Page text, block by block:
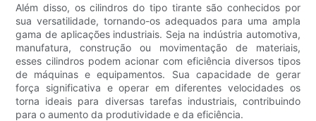
Além disso, os cilindros do tipo tirante são conhecidos por
sua versatilidade, tornando-os adequados para uma ampla
gama de aplicações industriais. Seja na indústria automotiva,
manufatura, construção ou movimentação de materiais,
esses cilindros podem acionar com eficiência diversos tipos
de máquinas e equipamentos. Sua capacidade de gerar
força significativa e operar em diferentes velocidades os
torna ideais para diversas tarefas industriais, contribuindo
para o aumento da produtividade e da eficiência.